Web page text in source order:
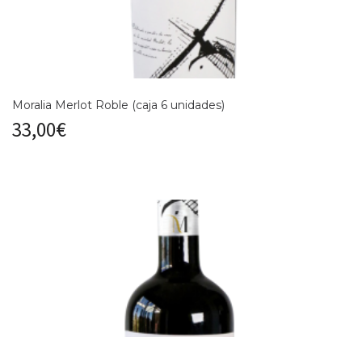
Moralia Merlot Roble (caja 6 unidades)
33,00€